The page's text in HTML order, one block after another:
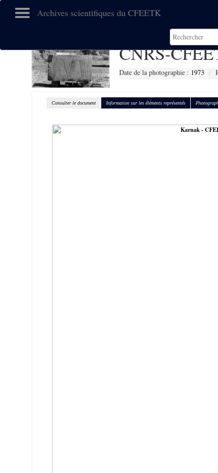
Archives scientifiques du CFEETK
CNRS-
Date de la photographie : 1973
Consulter le document Information sur les éléments représentés